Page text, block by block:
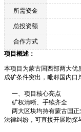
所需资金
总投资额
合作方式
项目概述：
本项目为蒙古国西部两大优
成矿条件突出，毗邻国内口
一、项目核心亮点
矿权清晰、手续齐全
两大区块均持有蒙古国正
法律纠纷，可直接开展勘探